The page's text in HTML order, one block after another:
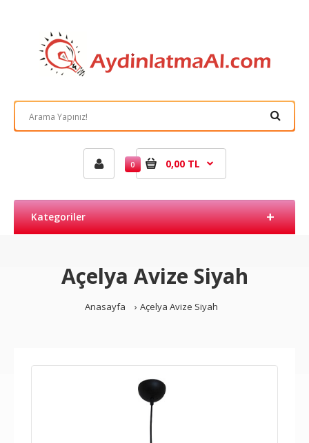
0 0,00 TL
Kategoriler
Açelya Avize Siyah
Anasayfa Açelya Avize Siyah